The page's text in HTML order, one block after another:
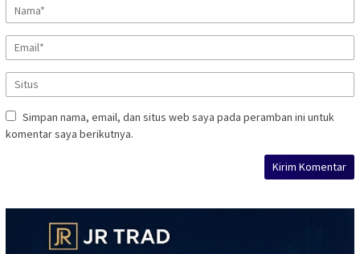
Simpan nama, email, dan situs web saya pada peramban ini untuk
komentar saya berikutnya.